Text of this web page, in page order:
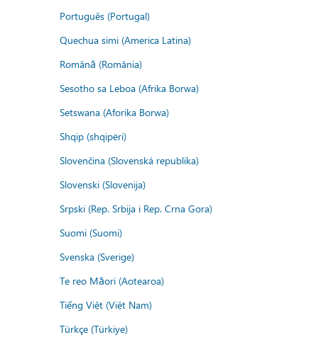
Português (Portugal)
Quechua simi (America Latina)
Română (România)
Sesotho sa Leboa (Afrika Borwa)
Setswana (Aforika Borwa)
Shqip (shqipëri)
Slovenčina (Slovenská republika)
Slovenski (Slovenija)
Srpski (Rep. Srbija i Rep. Crna Gora)
Suomi (Suomi)
Svenska (Sverige)
Te reo Māori (Aotearoa)
Tiếng Việt (Việt Nam)
Türkçe (Türkiye)